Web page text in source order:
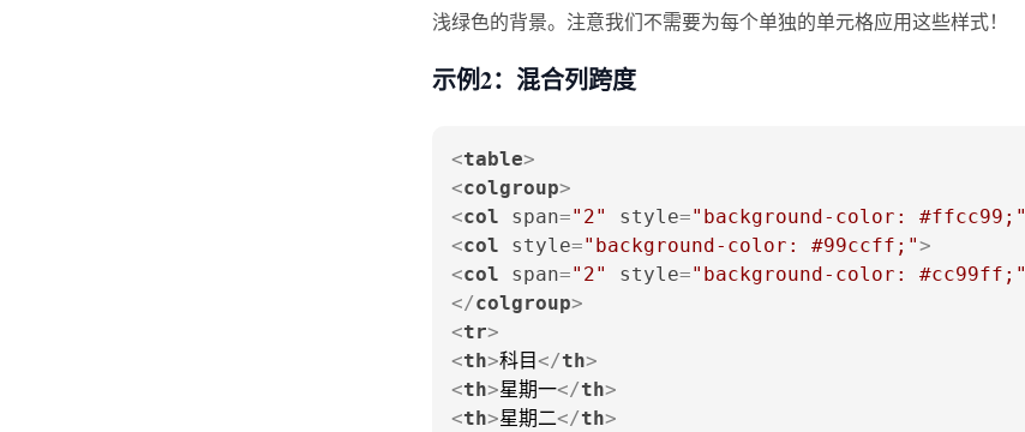
浅绿色的背景。注意我们不需要为每个单独的单元格应用这些样式！
示例2：混合列跨度
<table>
<colgroup>
<col span="2" style="background-color: #ffcc99;"
<col style="background-color: #99ccff;">
<col span="2" style="background-color: #cc99ff;"
</colgroup>
<tr>
<th>科目</th>
<th>星期一</th>
<th>星期二</th>